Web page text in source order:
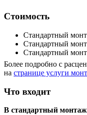
Стоимость
Стандартный
Стандартный
Стандартный
Более подробно с
на странице услуги
Что входит
В стандартный монтаж